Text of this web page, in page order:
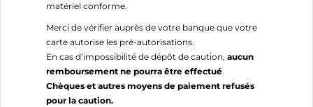
matériel conforme.
Merci de vérifier auprès de votre banque que votre
carte autorise les pré-autorisations.
En cas d’impossibilité de dépôt de caution, aucun
remboursement ne pourra être effectué.
Chèques et autres moyens de paiement refusés
pour la caution.